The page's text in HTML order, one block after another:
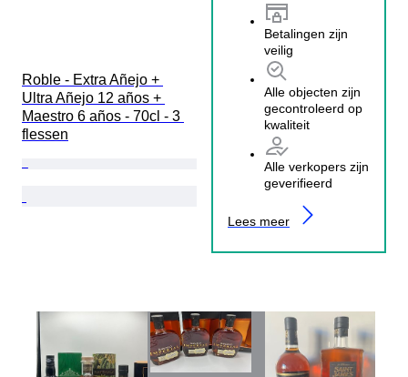
Roble - Extra Añejo +
Ultra Añejo 12 años +
Maestro 6 años - 70cl - 3
flessen
Betalingen zijn
veilig
Alle objecten zijn
gecontroleerd op
kwaliteit
Alle verkopers zijn
geverifieerd
Lees meer